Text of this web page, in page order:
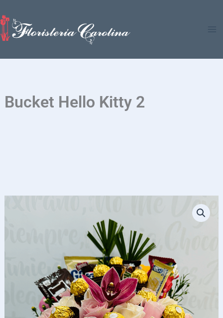
al
contenido
Bucket Hello Kitty 2